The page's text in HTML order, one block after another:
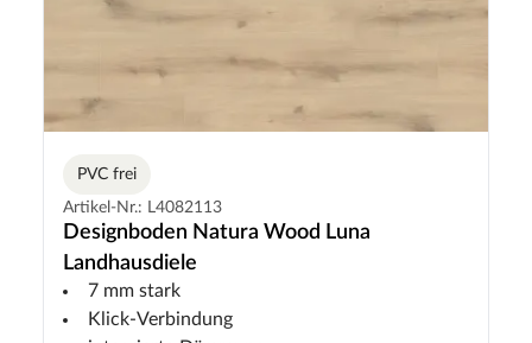
PVC frei
Artikel-Nr.: L4082113
Designboden Natura Wood Luna
Landhausdiele
7 mm stark
Klick-Verbindung